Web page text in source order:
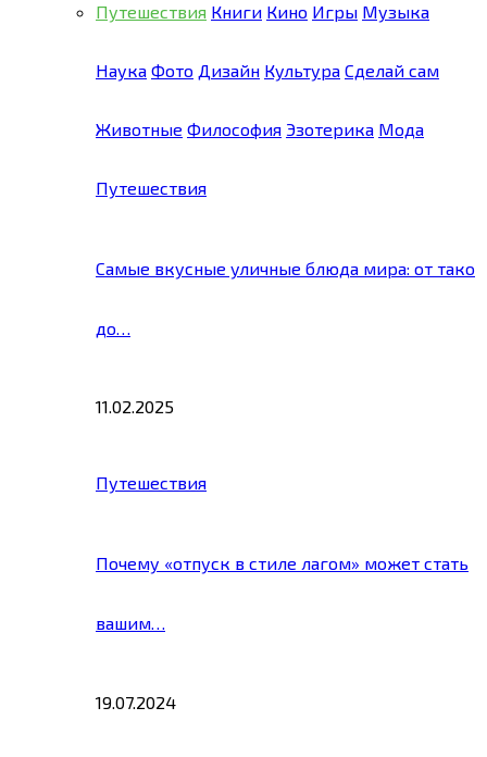
Путешествия Книги Кино Игры Музыка
Наука Фото Дизайн Культура Сделай сам
Животные Философия Эзотерика Мода
Путешествия
Самые вкусные уличные блюда мира: от тако
до…
11.02.2025
Путешествия
Почему «отпуск в стиле лагом» может стать
вашим…
19.07.2024